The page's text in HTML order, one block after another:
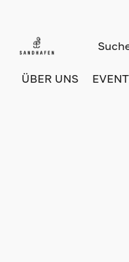
ÜBER UNS